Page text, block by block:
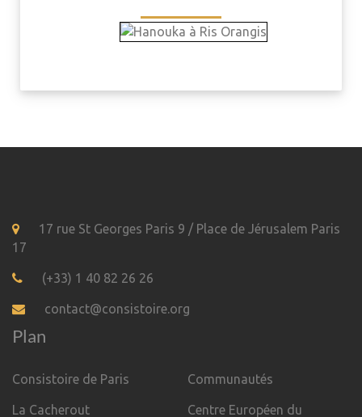
17 rue St Georges Paris 9 / Place de Jérusalem Paris
17
(+33) 1 40 82 26 26
contact@consistoire.org
Plan
Consistoire de Paris
La Cacherout
Communautés
Centre Européen du